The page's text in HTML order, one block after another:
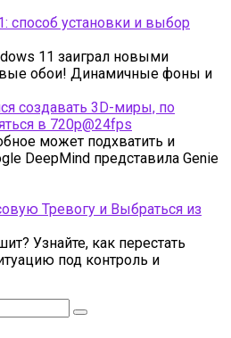
способ установки и выбор
11 заиграл новыми
обои! Динамичные фоны и
создавать 3D-миры, по
в 720p@24fps
может подхватить и
DeepMind представила Genie
Тревогу и Выбраться из
Узнайте, как перестать
под контроль и